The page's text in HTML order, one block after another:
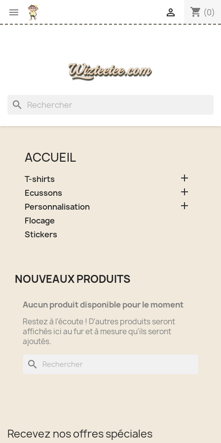
 shopping_cart (0)

search
ACCUEIL
T-shirts 
Ecussons 
Personnalisation 
Flocage
Stickers
NOUVEAUX PRODUITS
Aucun produit disponible pour le moment
Restez à l'écoute ! D'autres produits seront
affichés ici au fur et à mesure qu'ils seront
ajoutés.
search
Recevez nos offres spéciales